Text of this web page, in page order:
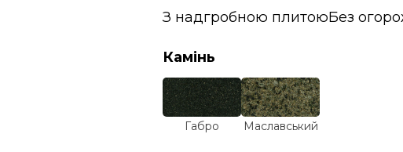
З надгробною плитоюБез
Камінь
Габро Маславський